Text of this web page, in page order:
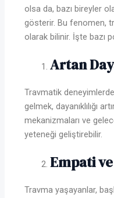
olsa da, bazı bireyler
gösterir. Bu fenomen,
olarak bilinir. İşte bazı
Artan
Travmatik
gelmek, dayanıklılığı
mekanizmaları ve
yeteneği geliştirebilir.
Empati
Travma yaşayanlar,